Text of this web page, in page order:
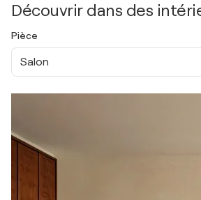
Découvrir dans des
Pièce
Salon